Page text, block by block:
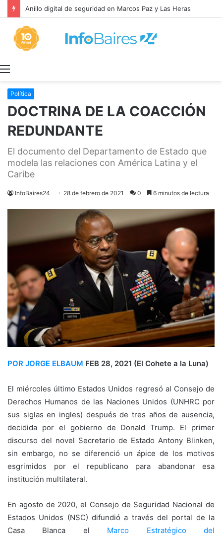
Anillo digital de seguridad en Marcos Paz y Las Heras
Política
DOCTRINA DE LA COACCIÓN
REDUNDANTE
El documento del Departamento de Estado que
modela las relaciones con América Latina y el
Caribe
InfoBaires24 28 de febrero de 2021 0 6 minutos de lectura
POR JORGE ELBAUM FEB 28, 2021 (El Cohete a la Luna)
El miércoles último Estados Unidos regresó al Consejo de
Derechos Humanos de las Naciones Unidos (UNHRC por
sus siglas en ingles) después de tres años de ausencia,
decidida por el gobierno de Donald Trump. El primer
discurso del novel Secretario de Estado Antony Blinken,
sin embargo, no se diferenció un ápice de los motivos
esgrimidos por el republicano para abandonar esa
institución multilateral.
En agosto de 2020, el Consejo de Seguridad Nacional de
Estados Unidos (NSC) difundió a través del portal de la
Casa Blanca el Marco Estratégico del